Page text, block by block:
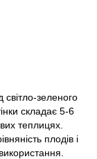
світло-зеленого
складає 5-6
теплицях.
плодів і